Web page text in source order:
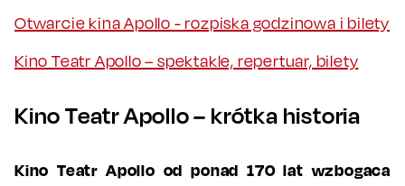
Otwarcie kina Apollo - rozpiska godzinowa i bilety
Kino Teatr Apollo – spektakle, repertuar, bilety
Kino Teatr Apollo – krótka historia
Kino Teatr Apollo od ponad 170 lat wzbogaca